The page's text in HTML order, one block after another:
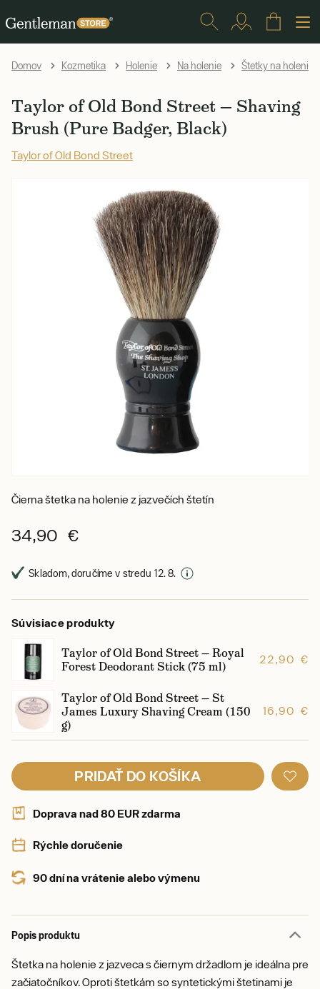
Domov Kozmetika Holenie Na holenie Štetky na holenie
Taylor of Old Bond Street — Shaving
Brush (Pure Badger, Black)
Taylor of Old Bond Street
Čierna štetka na holenie z jazvečích štetín
34,90 €
Skladom, doručíme v stredu 12. 8.
Súvisiace produkty
Taylor of Old Bond Street — Royal
Forest Deodorant Stick (75 ml)
22,90 €
Taylor of Old Bond Street — St
James Luxury Shaving Cream (150
g)
16,90 €
PRIDAŤ DO KOŠÍKA
Doprava nad 80 EUR zdarma
Rýchle doručenie
90 dní na vrátenie alebo výmenu
Popis produktu
Štetka na holenie z jazveca s čiernym držadlom je ideálna pre
začiatočníkov. Oproti štetkám so syntetickými štetinami je